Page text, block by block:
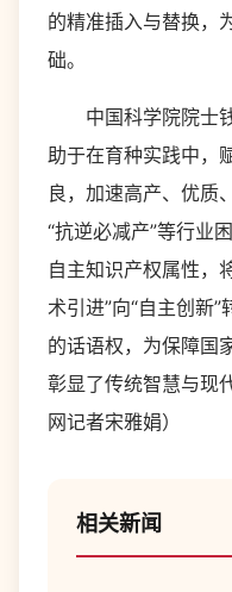
的精准插入与替换，
础。
中国科学院院士钱
助于在育种实践中，
良，加速高产、优质
“抗逆必减产”等行业
自主知识产权属性，
术引进”向“自主创新
的话语权，为保障国
彰显了传统智慧与现
网记者宋雅娟）
相关新闻